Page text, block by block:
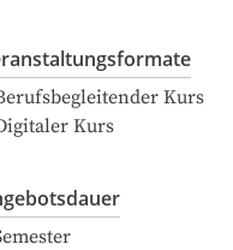
Kurs
Kurs